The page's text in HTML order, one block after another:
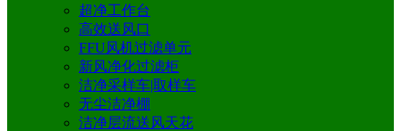
超净工作台
高效送风口
FFU风机过滤单元
新风净化过滤柜
洁净采样车|取样车
无尘洁净棚
洁净层流送风天花